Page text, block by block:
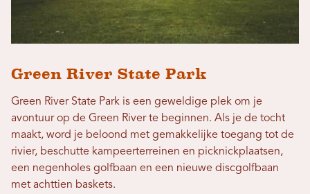
Green River State Park
Green River State Park is een geweldige plek om je
avontuur op de Green River te beginnen. Als je de tocht
maakt, word je beloond met gemakkelijke toegang tot de
rivier, beschutte kampeerterreinen en picknickplaatsen,
een negenholes golfbaan en een nieuwe discgolfbaan
met achttien baskets.